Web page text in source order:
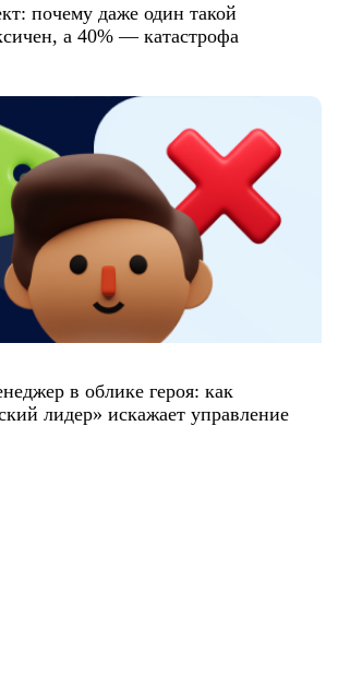
почему даже один такой
а 40% — катастрофа
в облике героя: как
лидер» искажает управление